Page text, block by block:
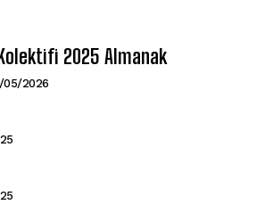
Kolektifi 2025 Almanak
05/2026